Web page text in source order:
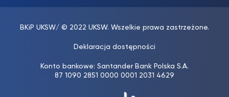
BKiP UKSW/ © 2022 UKSW. Wszelkie prawa zastrzeżone.
Deklaracja dostępności
Konto bankowe: Santander Bank Polska S.A.
87 1090 2851 0000 0001 2031 4629